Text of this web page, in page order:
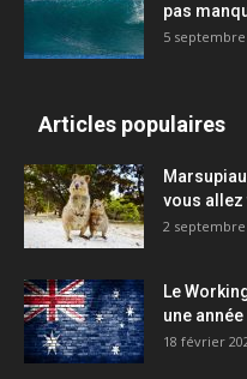
pas
5 septembre
Articles populaires
vous
2 septembre
Le
une année
18 février